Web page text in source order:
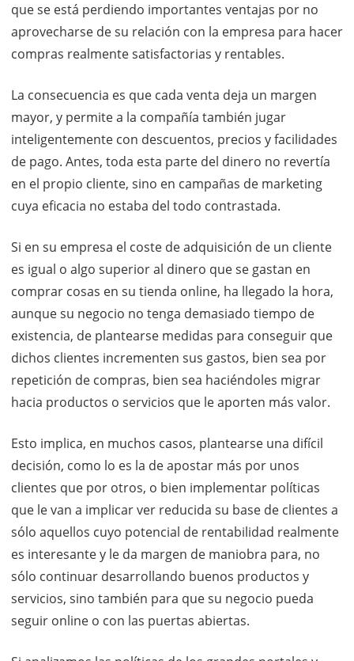
que se está perdiendo importantes ventajas por no
aprovecharse de su relación con la empresa para hacer
compras realmente satisfactorias y rentables.
La consecuencia es que cada venta deja un margen
mayor, y permite a la compañía también jugar
inteligentemente con descuentos, precios y facilidades
de pago. Antes, toda esta parte del dinero no revertía
en el propio cliente, sino en campañas de marketing
cuya eficacia no estaba del todo contrastada.
Si en su empresa el coste de adquisición de un cliente
es igual o algo superior al dinero que se gastan en
comprar cosas en su tienda online, ha llegado la hora,
aunque su negocio no tenga demasiado tiempo de
existencia, de plantearse medidas para conseguir que
dichos clientes incrementen sus gastos, bien sea por
repetición de compras, bien sea haciéndoles migrar
hacia productos o servicios que le aporten más valor.
Esto implica, en muchos casos, plantearse una difícil
decisión, como lo es la de apostar más por unos
clientes que por otros, o bien implementar políticas
que le van a implicar ver reducida su base de clientes a
sólo aquellos cuyo potencial de rentabilidad realmente
es interesante y le da margen de maniobra para, no
sólo continuar desarrollando buenos productos y
servicios, sino también para que su negocio pueda
seguir online o con las puertas abiertas.